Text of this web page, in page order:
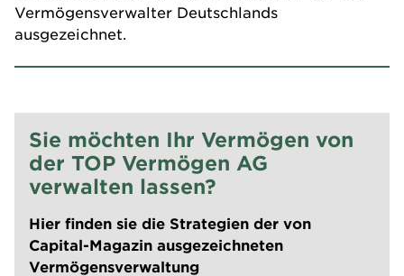
Vermögensverwalter Deutschlands
ausgezeichnet.
Sie möchten Ihr Vermögen von
der TOP Vermögen AG
verwalten lassen?
Hier finden sie die Strategien der von
Capital-Magazin ausgezeichneten
Vermögensverwaltung